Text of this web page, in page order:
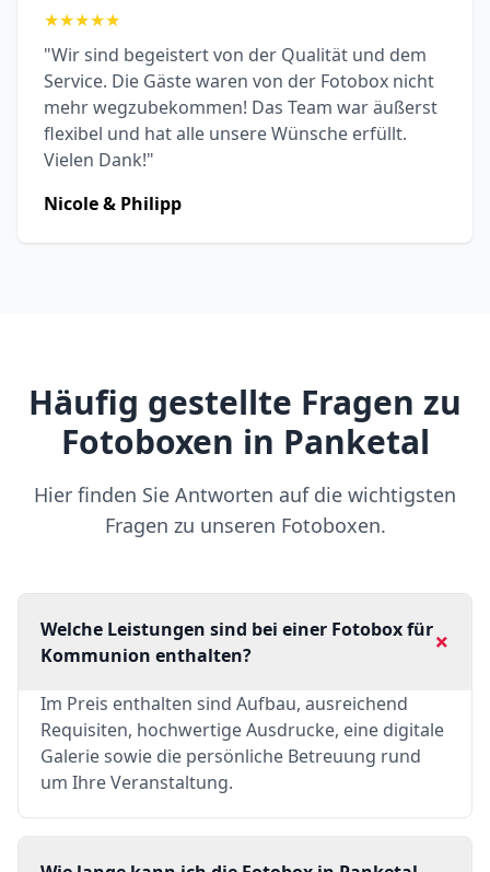
★★★★★
"Wir sind begeistert von der Qualität und dem
Service. Die Gäste waren von der Fotobox nicht
mehr wegzubekommen! Das Team war äußerst
flexibel und hat alle unsere Wünsche erfüllt.
Vielen Dank!"
Nicole & Philipp
Häufig gestellte Fragen zu
Fotoboxen in Panketal
Hier finden Sie Antworten auf die wichtigsten
Fragen zu unseren Fotoboxen.
Welche Leistungen sind bei einer Fotobox für
Kommunion enthalten?
+
Im Preis enthalten sind Aufbau, ausreichend
Requisiten, hochwertige Ausdrucke, eine digitale
Galerie sowie die persönliche Betreuung rund
um Ihre Veranstaltung.